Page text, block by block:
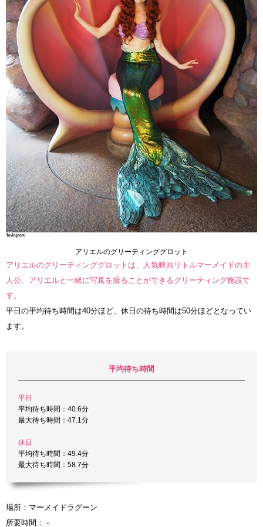
アリエルのグリーティンググロット
アリエルのグリーティンググロットは、人気映画リトルマーメイドの主
人公、アリエルと一緒に写真を撮ることができるグリーティング施設で
す。
平日の平均待ち時間は40分ほど、休日の待ち時間は50分ほどとなってい
ます。
平均待ち時間
平日
平均待ち時間：40.6分
最大待ち時間：47.1分
休日
平均待ち時間：49.4分
最大待ち時間：58.7分
場所：マーメイドラグーン
所要時間：－